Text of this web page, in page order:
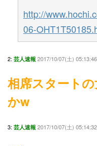
http://
06-
2: 芸人速報 2017/10/07(土)
相席スタート
かw
3: 芸人速報 2017/10/07(土)